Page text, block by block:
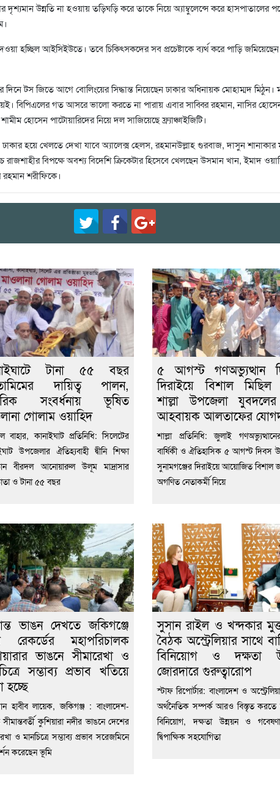
দৃশ্যমান উন্নতি না হওয়ায় তড়িঘড়ি করে তাকে নিয়ে অ্যাম্বুলেন্সে করে হাসপাতালের
হচ্ছিল আইসিইউতে। তবে চিকিৎসকদের সব প্রচেষ্টাকে ব্যর্থ করে পাড়ি
টস জিতে আগে বোলিংয়ের সিদ্ধান্ত নিয়েছেন ঢাকার অধিনায়ক মোহাম্মদ মিঠুন।
বিপিএলের গত আসরে ভালো করতে না পারায় এবার সাব্বির রহমান, নাসির
হোসেন পাটোয়ারিদের নিয়ে দল সাজিয়েছে ফ্র্যাঞ্চাইজিটি।
ঢাকার হয়ে খেলতে দেখা যাবে অ্যালেক্স হেলস, রহমানউল্লাহ গুরবাজ, দাসুন
রাজশাহীর বিপক্ষে অবশ্য বিদেশি ক্রিকেটার হিসেবে খেলছেন ‍উসমান খান, ইমাদ
রহমান শরীফিকে।
টানা ৫৫ বছর
দায়িত্ব পালন,
সংবর্ধনায় ভূষিত
গোলাম ওয়াহিদ
বাহার, কানাইঘাট প্রতিনিধি: সিলেটের
উপজেলার ঐতিহ্যবাহী দ্বীনি শিক্ষা
বীরদল আনোয়ারুল উলূম মাদ্রাসার
ও টানা ৫৫ বছর
৫ আগস্ট গণঅভ্যুত্থান
দিরাইয়ে বিশাল মিছিল
শাল্লা উপজেলা
আহবায়ক আলতাফের
শাল্লা প্রতিনিধি: জুলাই
বার্ষিকী ও ঐতিহাসিক ৫ আগস্ট দিবস
সুনামগঞ্জের দিরাইয়ে আয়োজিত বিশাল
অগণিত নেতাকর্মী নিয়ে
ভাঙন দেখতে জকিগঞ্জে
রেকর্ডের মহাপরিচালক
ভাঙনে সীমারেখা ও
সম্ভাব্য প্রভাব খতিয়ে
হচ্ছে
হাবীব লায়েক, জকিগঞ্জ : বাংলাদেশ-
কুশিয়ারা নদীর ভাঙনে দেশের
ও মানচিত্রে সম্ভাব্য প্রভাব সরেজমিনে
করেছেন ভূমি
সুসান রাইল ও খন্দকার
বৈঠক অস্ট্রেলিয়ার সাথে
বিনিয়োগ ও দক্ষতা
জোরদারে গুরুত্বারোপ
স্টাফ রিপোর্টার: বাংলাদেশ ও
অর্থনৈতিক সম্পর্ক আরও বিস্তৃত করতে
বিনিয়োগ, দক্ষতা উন্নয়ন ও
দ্বিপাক্ষিক সহযোগিতা